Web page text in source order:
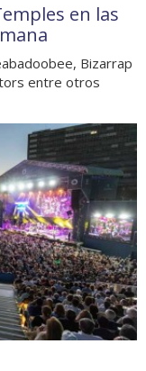
en las
Bizarrap
entre otros